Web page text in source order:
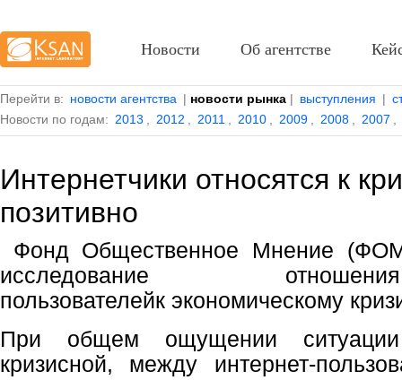
Перейти в: новости агентства | новости рынка | выступления |
Новости по годам: 2013 2012 2011 2010 2009 2008 2007
Интернетчики относятся к
позитивно
Фонд Общественное Мнение
исследование
пользователейк экономическому
При общем ощущении
кризисной, между интернет-
Новости Об агентстве